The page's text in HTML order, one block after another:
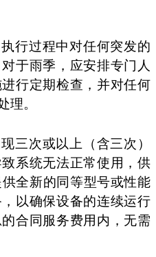
行过程中对任何突发的
于雨季，应安排专门人
行定期检查，并对任何
理。
三次或以上（含三次）
系统无法正常使用，供
全新的同等型号或性能
以确保设备的连续运行
合同服务费用内，无需